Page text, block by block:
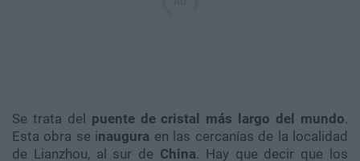
Se trata del puente de cristal más largo del mundo.
Esta obra se inaugura en las cercanías de la localidad
de Lianzhou, al sur de China. Hay que decir que los